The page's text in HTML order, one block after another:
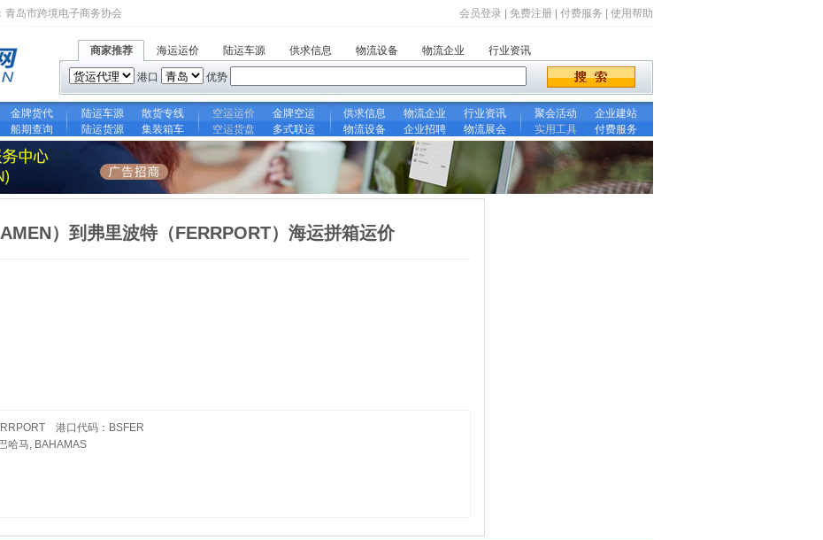
青岛市跨境电子商务协会 会员登录 免费注册 付费服务 使用帮助
商家推荐 海运运价 陆运车源 供求信息 物流设备 物流企业 行业资讯
港口 优势
金牌货代 陆运车源 散货专线 空运运价 金牌空运 供求信息 物流企业 行业资讯 聚会活动
企业建站
船期查询 陆运货源 集装箱车 空运货盘 多式联运 物流设备 企业招聘 物流展会 实用工具 付费服务
）到弗里波特（FERRPORT）海运拼箱运价
港口代码：BSFER
哈马, BAHAMAS